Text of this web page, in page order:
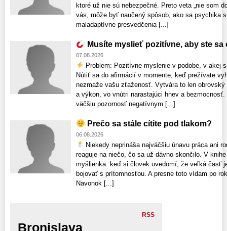
ktoré už nie sú nebezpečné. Preto veta „nie som
vás, môže byť naučený spôsob, ako sa psychika
maladaptívne presvedčenia [...]
Musíte myslieť pozitívne, aby ste sa
07.08.2026
Problem: Pozitívne myslenie v podobe, v akej
Nútiť sa do afirmácií v momente, keď prežívate
nezmaže vašu zťaženosť. Vytvára to len
a výkon, vo vnútri narastajúci hnev a bezmocnosť.
väčšiu pozornosť negatívnym [...]
Prečo sa stále cítite pod tlakom?
06.08.2026
Niekedy neprináša najväčšiu únavu práca ani
reaguje na niečo, čo sa už dávno skončilo. V
myšlienka: keď si človek uvedomí, že veľká časť
bojovať s prítomnosťou. A presne toto vídam po
Navonok [...]
RSS
Bronislava